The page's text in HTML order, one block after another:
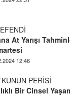
PERİSİ
Bir Cinsel
13:16
ÖNALAN